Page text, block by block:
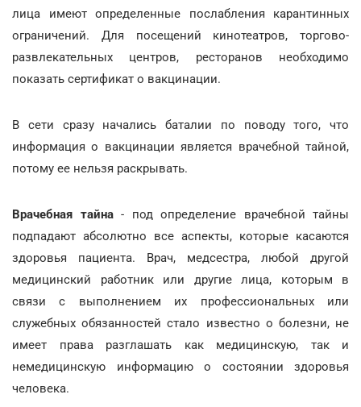
лица имеют определенные послабления карантинных
ограничений. Для посещений кинотеатров, торгово-
развлекательных центров, ресторанов необходимо
показать сертификат о вакцинации.
В сети сразу начались баталии по поводу того, что
информация о вакцинации является врачебной тайной,
потому ее нельзя раскрывать.
Врачебная тайна - под определение врачебной тайны
подпадают абсолютно все аспекты, которые касаются
здоровья пациента. Врач, медсестра, любой другой
медицинский работник или другие лица, которым в
связи с выполнением их профессиональных или
служебных обязанностей стало известно о болезни, не
имеет права разглашать как медицинскую, так и
немедицинскую информацию о состоянии здоровья
человека.